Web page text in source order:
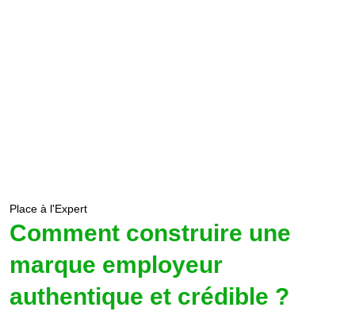
Place à l'Expert
Comment construire une
marque employeur
authentique et crédible ?